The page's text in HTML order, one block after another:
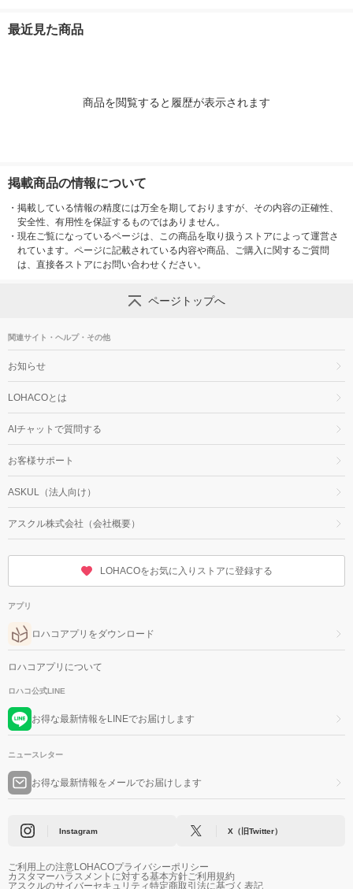
最近見た商品
商品を閲覧すると履歴が表示されます
掲載商品の情報について
・ 掲載している情報の精度には万全を期しておりますが、その内容の正確性、
安全性、有用性を保証するものではありません。
・ 現在ご覧になっているページは、この商品を取り扱うストアによって運営さ
れています。ページに記載されている内容や商品、ご購入に関するご質問
は、直接各ストアにお問い合わせください。
ページトップへ
関連サイト・ヘルプ・その他
お知らせ
LOHACOとは
AIチャットで質問する
お客様サポート
ASKUL（法人向け）
アスクル株式会社（会社概要）
LOHACOをお気に入りストアに登録する
アプリ
ロハコアプリをダウンロード
ロハコアプリについて
ロハコ公式LINE
お得な最新情報をLINEでお届けします
ニュースレター
お得な最新情報をメールでお届けします
Instagram X（旧Twitter）
ご利用上の注意LOHACOプライバシーポリシー
カスタマーハラスメントに対する基本方針ご利用規約
アスクルのサイバーセキュリティ特定商取引法に基づく表記